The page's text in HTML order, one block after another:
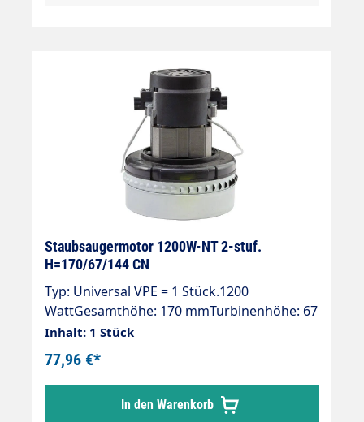
Staubsaugermotor 1200W-NT 2-stuf.
H=170/67/144 CN
Typ: Universal VPE = 1 Stück.1200
WattGesamthöhe: 170 mmTurbinenhöhe: 67
mmDurchmesser: 144 mm2-stufig230 V / 50
Hz.Typ: UniversalKabel beigelegtDoppelt
kugelgelagertDoppelte
IsolierungIsolierungsklasse "B"
Inhalt: 1 Stück
77,96 €*
In den Warenkorb